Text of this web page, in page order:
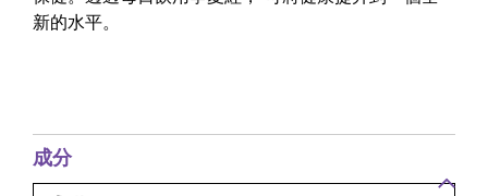
新的水平。
成分